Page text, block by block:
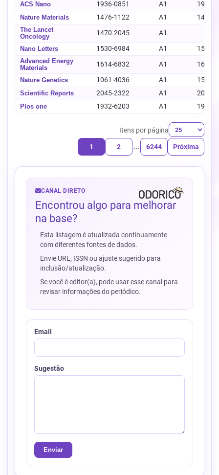
ACS Nano 1936-0851 A1 1936-
Nature Materials 1476-1122 A1 1476-
The Lancet
Oncology
1470-2045 A1
Nano Letters 1530-6984 A1 1530-
Advanced Energy
Materials
1614-6832 A1 1614-
Nature Genetics 1061-4036 A1 1546-
Scientific Reports 2045-2322 A1 2045-
Plos one 1932-6203 A1 1932-
Itens por página
1 2 ... 6244 Próxima
CANAL DIRETO
Encontrou algo para melhorar
na base?
Esta listagem é atualizada continuamente
com diferentes fontes de dados.
Envie URL, ISSN ou ajuste sugerido para
inclusão/atualização.
Se você é editor(a), pode usar esse canal para
revisar informações do periódico.
Email
Sugestão
Enviar